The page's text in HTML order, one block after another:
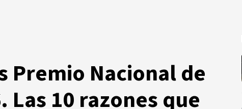
Premio Nacional de
10 razones que